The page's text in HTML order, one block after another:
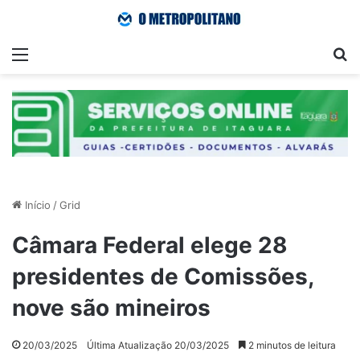
Menu
Início /Grid
Câmara Federal elege 28
presidentes de Comissões,
nove são mineiros
20/03/2025 Última Atualização 20/03/2025 2 minutos de leitura